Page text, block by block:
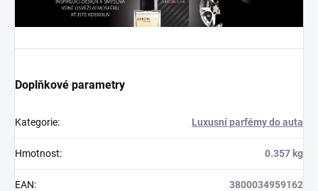
Doplňkové parametry
Kategorie: Luxusní parfémy do auta
Hmotnost: 0.357 kg
EAN: 3800034959162